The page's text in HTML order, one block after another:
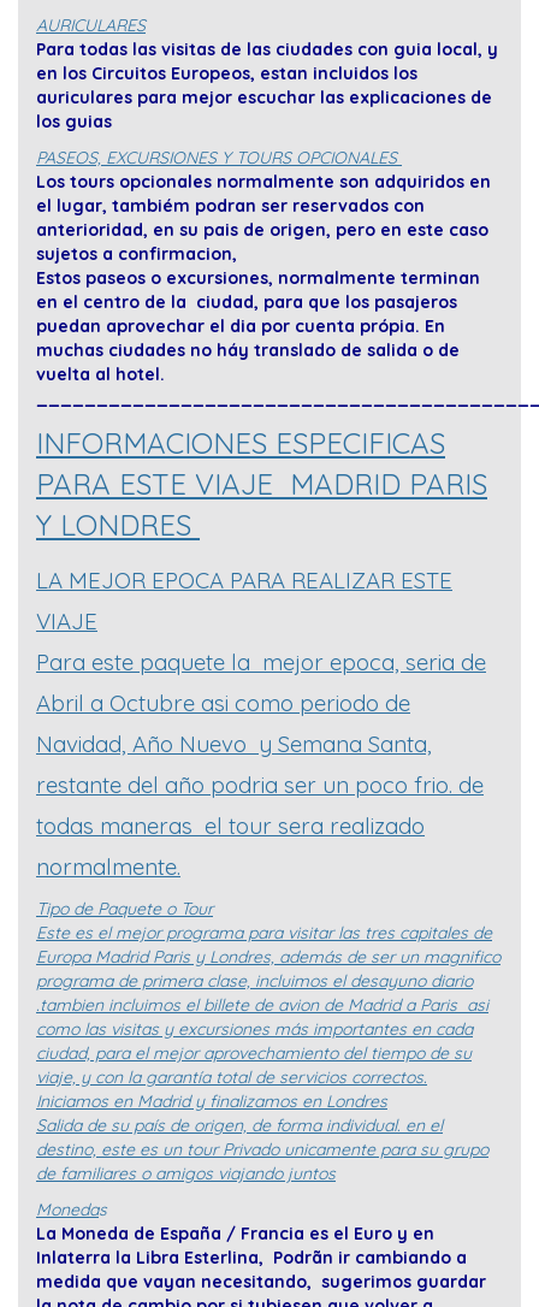
AURICULARES
Para todas las visitas de las ciudades con guia local, y
en los Circuitos Europeos, estan incluidos los
auriculares para mejor escuchar las explicaciones de
los guias
PASEOS, EXCURSIONES Y TOURS OPCIONALES
Los tours opcionales normalmente son adquiridos en
el lugar, tambiém podran ser reservados con
anterioridad, en su pais de origen, pero en este caso
sujetos a confirmacion,
Estos paseos o excursiones, normalmente terminan
en el centro de la ciudad, para que los pasajeros
puedan aprovechar el dia por cuenta própia. En
muchas ciudades no háy translado de salida o de
vuelta al hotel.
INFORMACIONES ESPECIFICAS
PARA ESTE VIAJE MADRID PARIS
Y LONDRES
LA MEJOR EPOCA PARA REALIZAR ESTE
VIAJE
Para este paquete la mejor epoca, seria de
Abril a Octubre asi como periodo de
Navidad, Año Nuevo y Semana Santa,
restante del año podria ser un poco frio. de
todas maneras el tour sera realizado
normalmente.
Tipo de Paquete o Tour
Este es el mejor programa para visitar las tres capitales de
Europa Madrid Paris y Londres, además de ser un magnifico
programa de primera clase, incluimos el desayuno diario
.tambien incluimos el billete de avion de Madrid a Paris asi
como las visitas y excursiones más importantes en cada
ciudad, para el mejor aprovechamiento del tiempo de su
viaje, y con la garantía total de servicios correctos.
Iniciamos en Madrid y finalizamos en Londres
Salida de su país de origen, de forma individual. en el
destino, este es un tour Privado unicamente para su grupo
de familiares o amigos viajando juntos
Monedas
La Moneda de España / Francia es el Euro y en
Inlaterra la Libra Esterlina, Podrãn ir cambiando a
medida que vayan necesitando, sugerimos guardar